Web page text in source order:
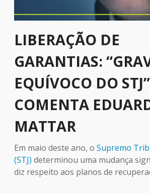
LIBERAÇÃO DE
GARANTIAS:
EQUÍVOCO DO
COMENTA
MATTAR
Em maio deste ano, o Supremo
(STJ) determinou uma mudança
diz respeito aos planos de